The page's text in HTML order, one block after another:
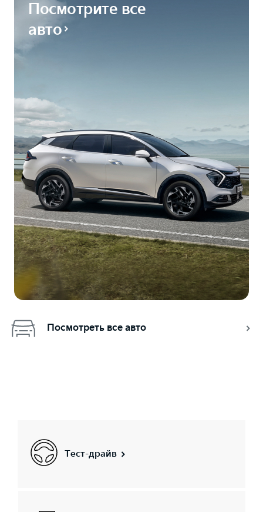
Посмотрите все
авто
Посмотреть все авто
Тест-драйв